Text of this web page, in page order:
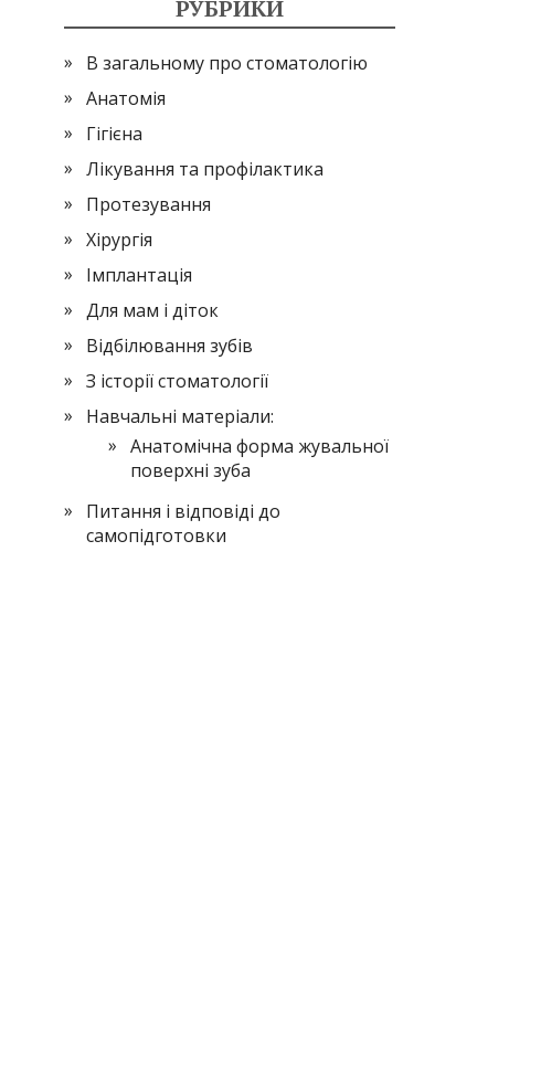
РУБРИКИ
В загальному про стоматологію
Анатомія
Гігієна
Лікування та профілактика
Протезування
Хірургія
Імплантація
Для мам і діток
Відбілювання зубів
З історії стоматології
Навчальні матеріали:
Анатомічна форма жувальної
поверхні зуба
Питання і відповіді до
самопідготовки